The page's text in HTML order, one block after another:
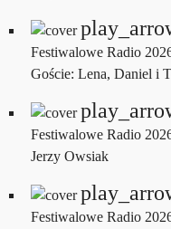
Festiwalowe Radio
Goście: Lena, Daniel i
Festiwalowe Radio
Jerzy Owsiak
Festiwalowe Radio